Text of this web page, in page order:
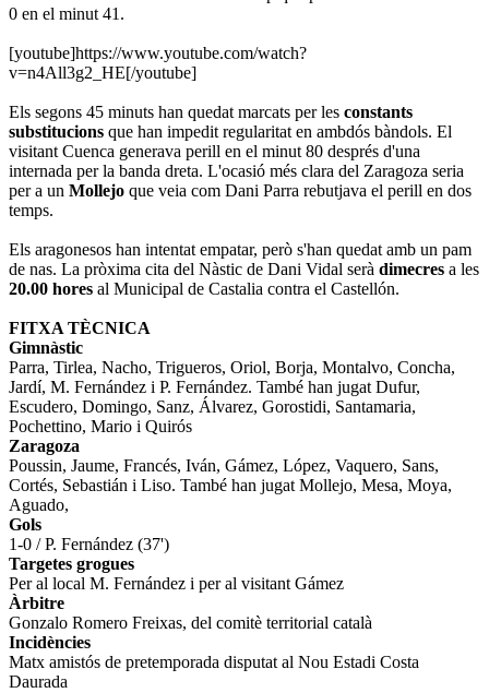
0 en el minut 41.
[youtube]https://www.youtube.com/watch?
v=n4All3g2_HE[/youtube]
Els segons 45 minuts han quedat marcats per les constants
substitucions que han impedit regularitat en ambdós bàndols. El
visitant Cuenca generava perill en el minut 80 després d'una
internada per la banda dreta. L'ocasió més clara del Zaragoza seria
per a un Mollejo que veia com Dani Parra rebutjava el perill en dos
temps.
Els aragonesos han intentat empatar, però s'han quedat amb un pam
de nas. La pròxima cita del Nàstic de Dani Vidal serà dimecres a les
20.00 hores al Municipal de Castalia contra el Castellón.
FITXA TÈCNICA
Gimnàstic
Parra, Tirlea, Nacho, Trigueros, Oriol, Borja, Montalvo, Concha,
Jardí, M. Fernández i P. Fernández. També han jugat Dufur,
Escudero, Domingo, Sanz, Álvarez, Gorostidi, Santamaria,
Pochettino, Mario i Quirós
Zaragoza
Poussin, Jaume, Francés, Iván, Gámez, López, Vaquero, Sans,
Cortés, Sebastián i Liso. També han jugat Mollejo, Mesa, Moya,
Aguado,
Gols
1-0 / P. Fernández (37')
Targetes grogues
Per al local M. Fernández i per al visitant Gámez
Àrbitre
Gonzalo Romero Freixas, del comitè territorial català
Incidències
Matx amistós de pretemporada disputat al Nou Estadi Costa
Daurada